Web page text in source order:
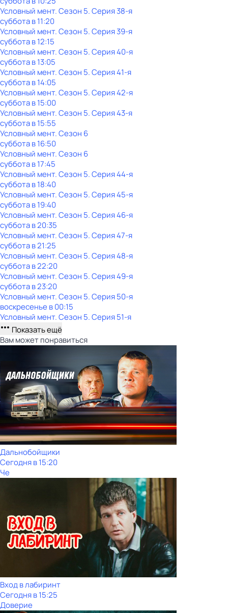
Условный мент. Сезон 5. Серия 38-я
субботав11:20
Условный мент. Сезон 5. Серия 39-я
субботав12:15
Условный мент. Сезон 5. Серия 40-я
субботав13:05
Условный мент. Сезон 5. Серия 41-я
субботав14:05
Условный мент. Сезон 5. Серия 42-я
субботав15:00
Условный мент. Сезон 5. Серия 43-я
субботав15:55
Условный мент. Сезон 6
субботав16:50
Условный мент. Сезон 6
субботав17:45
Условный мент. Сезон 5. Серия 44-я
субботав18:40
Условный мент. Сезон 5. Серия 45-я
субботав19:40
Условный мент. Сезон 5. Серия 46-я
субботав20:35
Условный мент. Сезон 5. Серия 47-я
субботав21:25
Условный мент. Сезон 5. Серия 48-я
субботав22:20
Условный мент. Сезон 5. Серия 49-я
субботав23:20
Условный мент. Сезон 5. Серия 50-я
воскресенье в00:15
Условный мент. Сезон 5. Серия 51-я
Показать ещё
Вам может понравиться
Дальнобойщики
Сегодня в 15:20
Че
Вход в лабиринт
Сегодня в 15:25
Доверие